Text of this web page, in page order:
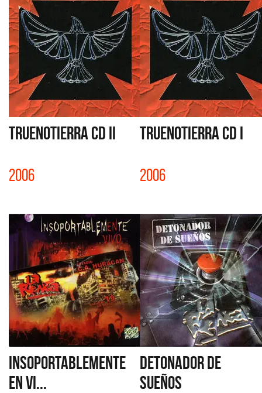
TRUENOTIERRA CD II
2006
TRUENOTIERRA CD I
2006
INSOPORTABLEMENTE
EN VI...
DETONADOR DE
SUEÑOS